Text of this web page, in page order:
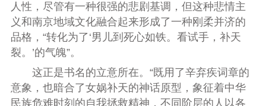
人性，尽管有一种很强的悲剧基调，但这种悲情主
义和南京地域文化融合起来形成了一种刚柔并济的
品格，“转化为了‘男儿到死心如铁。看试手，补天
裂。’的气魄”。
这正是书名的立意所在。“既用了辛弃疾词章的
意象，也暗合了女娲补天的神话原型，象征着中华
民族危难时刻的自我拯救精神，不同阶层的人以各